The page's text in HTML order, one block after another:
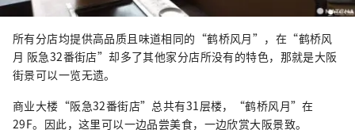
所有分店均提供高品质且味道相同的“鹤桥风月”，在“鹤桥风
月 阪急32番街店”却多了其他家分店所没有的特色，那就是大阪
街景可以一览无遗。
商业大楼“阪急32番街店”总共有31层楼，“鹤桥风月”在
29F。因此，这里可以一边品尝美食，一边欣赏大阪景致。